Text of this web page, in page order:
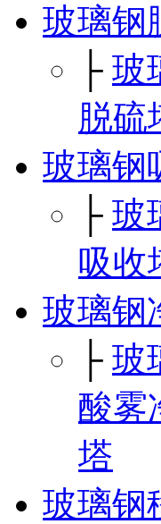
玻璃钢
├ 玻
脱硫
玻璃钢
├ 玻
吸收
玻璃钢
├ 玻
酸雾
塔
玻璃钢